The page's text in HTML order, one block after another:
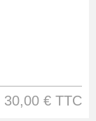
30,00 € TTC